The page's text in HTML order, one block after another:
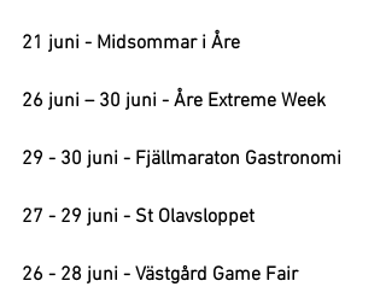
21 juni - Midsommar i Åre
26 juni – 30 juni - Åre Extreme Week
29 - 30 juni - Fjällmaraton Gastronomi
27 - 29 juni - St Olavsloppet
26 - 28 juni - Västgård Game Fair